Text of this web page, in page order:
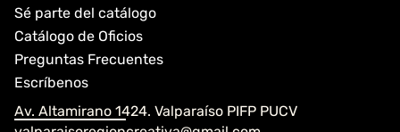
Sé parte del catálogo
Catálogo de Oficios
Preguntas Frecuentes
Escríbenos
Av. Altamirano 1424. Valparaíso PIFP PUCV